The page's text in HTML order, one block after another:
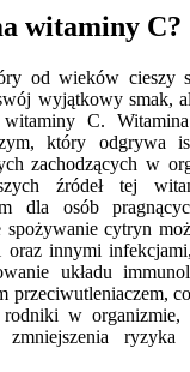
witaminy C?
od wieków cieszy
wyjątkowy smak,
witaminy C.
który odgrywa
zachodzących w
źródeł tej
dla osób
spożywanie cytryn
oraz innymi
układu
przeciwutleniaczem,
rodniki w organizmie,
ryzyka